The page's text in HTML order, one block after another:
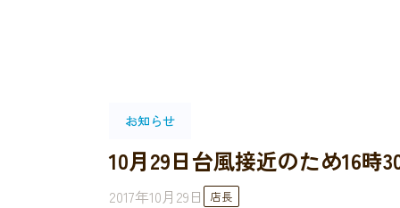
お知らせ
10月29日台風接近のため16時
2017年10月29日 店長